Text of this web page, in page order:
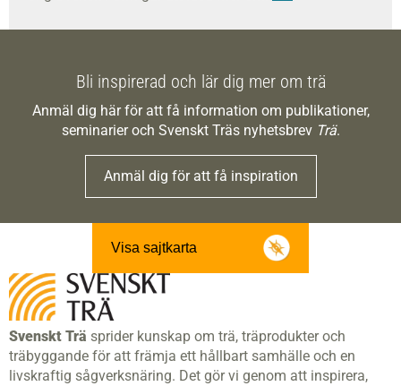
Bli inspirerad och lär dig mer om trä
Anmäl dig här för att få information om publikationer,
seminarier och Svenskt Träs nyhetsbrev Trä.
Anmäl dig för att få inspiration
Visa sajtkarta
Svenskt Trä sprider kunskap om trä, träprodukter och
träbyggande för att främja ett hållbart samhälle och en
livskraftig sågverksnäring. Det gör vi genom att inspirera,